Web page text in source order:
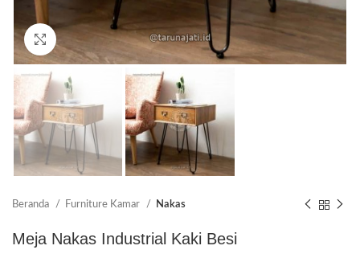
Click to enlarge
Beranda Furniture Kamar Nakas
Meja Nakas Industrial Kaki Besi